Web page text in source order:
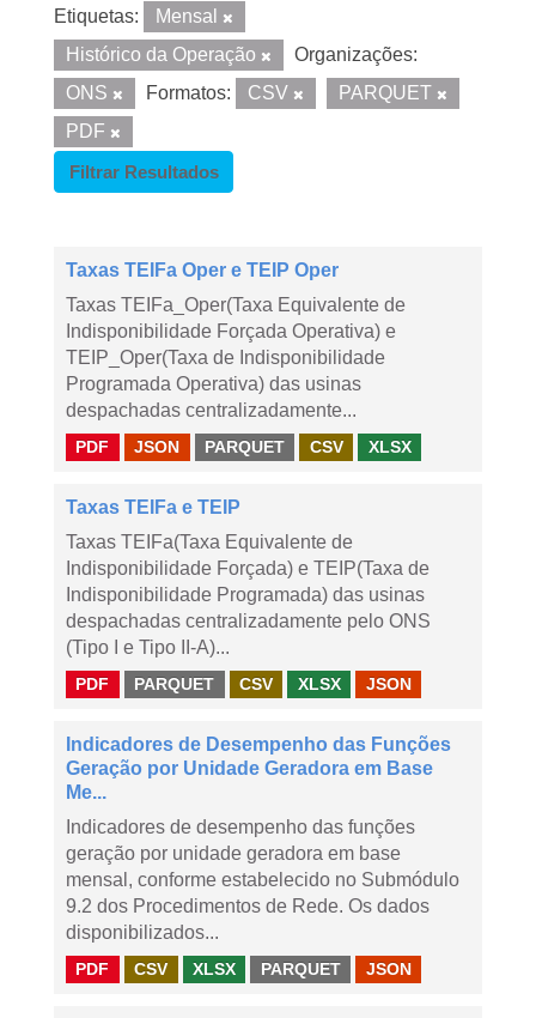
Etiquetas:
Mensal
Histórico da Operação
Organizações:
ONS
Formatos: CSV
PARQUET
PDF
Filtrar Resultados
Taxas TEIFa Oper e TEIP Oper
Taxas TEIFa_Oper(Taxa Equivalente de
Indisponibilidade Forçada Operativa) e
TEIP_Oper(Taxa de Indisponibilidade
Programada Operativa) das usinas
despachadas centralizadamente...
PDF JSON PARQUET CSV XLSX
Taxas TEIFa e TEIP
Taxas TEIFa(Taxa Equivalente de
Indisponibilidade Forçada) e TEIP(Taxa de
Indisponibilidade Programada) das usinas
despachadas centralizadamente pelo ONS
(Tipo I e Tipo II-A)...
PDF PARQUET CSV XLSX JSON
Indicadores de Desempenho das Funções
Geração por Unidade Geradora em Base
Me...
Indicadores de desempenho das funções
geração por unidade geradora em base
mensal, conforme estabelecido no Submódulo
9.2 dos Procedimentos de Rede. Os dados
disponibilizados...
PDF CSV XLSX PARQUET JSON